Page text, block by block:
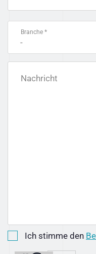
Branche *
-
Nachricht
Ich stimme den